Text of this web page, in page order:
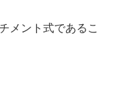
メント式であるこ